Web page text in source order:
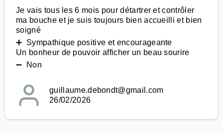
Je vais tous les 6 mois pour détartrer et contrôler
ma bouche et je suis toujours bien accueilli et bien
soigné
➕ Sympathique positive et encourageante
Un bonheur de pouvoir afficher un beau sourire
➖ Non
guillaume.debondt@gmail.com
26/02/2026